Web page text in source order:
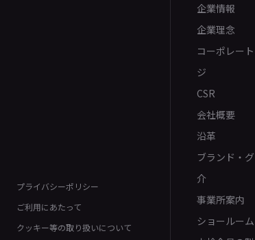
プライバシーポリシー
ご利用にあたって
クッキー等の取り扱いについて
企業情報
企業理念
コーポレー
ジ
CSR
会社概要
沿革
ブランド・
介
事業所案内
ショールーム